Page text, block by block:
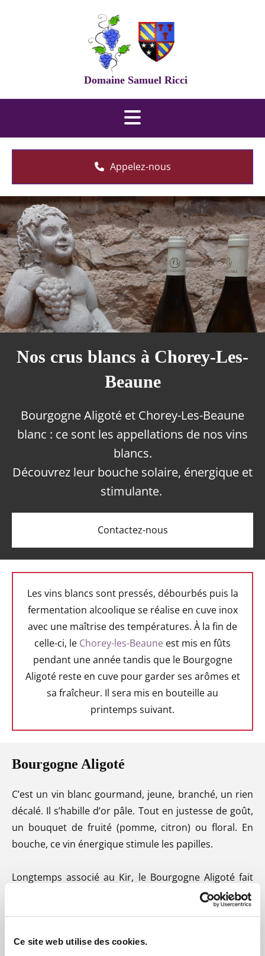
Ce site web utilise des cookies.
Domaine Samuel Ricci
Appelez-nous
Nos crus blancs à Chorey-Les-
Beaune
Bourgogne Aligoté et Chorey-Les-Beaune
blanc : ce sont les appellations de nos vins
blancs.
Découvrez leur bouche solaire, énergique et
stimulante.
Contactez-nous
Les vins blancs sont pressés, débourbés puis la
fermentation alcoolique se réalise en cuve inox
avec une maîtrise des températures. À la fin de
celle-ci, le Chorey-les-Beaune est mis en fûts
pendant une année tandis que le Bourgogne
Aligoté reste en cuve pour garder ses arômes et
sa fraîcheur. Il sera mis en bouteille au
printemps suivant.
Bourgogne Aligoté
C’est un vin blanc gourmand, jeune, branché, un rien
décalé. Il s’habille d’or pâle. Tout en justesse de goût,
un bouquet de fruité (pomme, citron) ou floral. En
bouche, ce vin énergique stimule les papilles.
Longtemps associé au Kir, le Bourgogne Aligoté fait
valoir ses qualités gustatives pures et rayonne
maintenant par lui-même. Il s’accorde parfaitement
résistent bien à l’iode des huîtres. Plus simplement,